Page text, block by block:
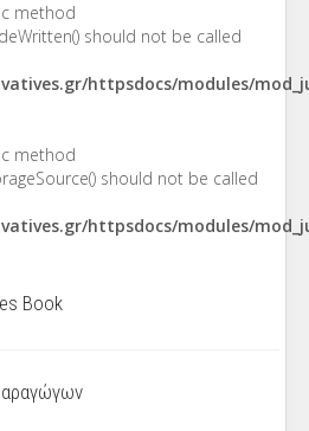
method
should not be called
httpsdocs/modules/
method
should not be called
httpsdocs/modules/
Book